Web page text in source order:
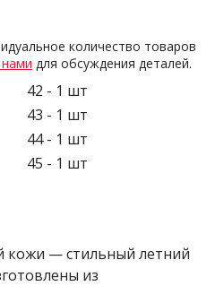
количество товаров
для обсуждения деталей.
42 - 1 шт
43 - 1 шт
44 - 1 шт
45 - 1 шт
кожи — стильный летний
из